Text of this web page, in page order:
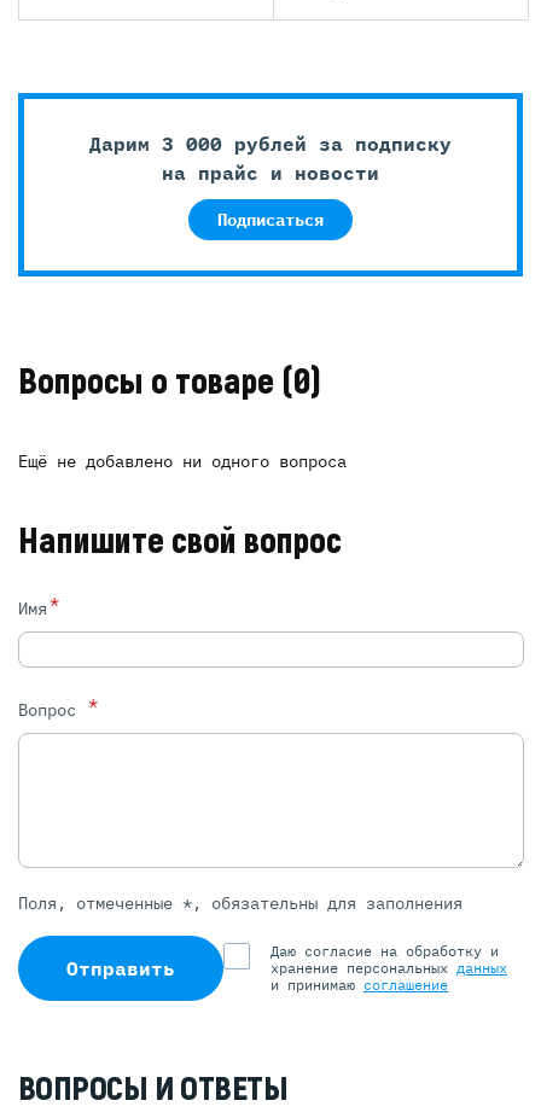
Дарим 3 000 рублей за подписку
на прайс и новости
Подписаться
Вопросы о товаре (0)
Ещё не добавлено ни одного вопроса
Напишите свой вопрос
Имя*
Вопрос *
Поля, отмеченные *, обязательны для заполнения
Отправить
Даю согласие на обработку и
хранение персональных данных
и принимаю соглашение
ВОПРОСЫ И ОТВЕТЫ